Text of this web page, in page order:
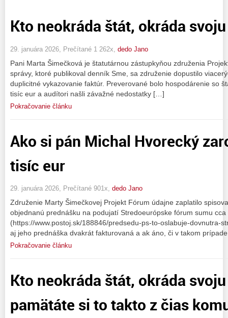
Kto neokráda štát, okráda
29. januára 2026, Prečítané 1 262x, dedo Jano
Pani Marta Šimečková je štatutárnou zástupkyňou združenia
správy, ktoré publikoval denník Sme, sa združenie dopustilo
duplicitné vykazovanie faktúr. Preverované bolo hospodárenie so
tisíc eur a audítori našli závažné nedostatky […]
Pokračovanie článku
Ako si pán Michal Hvorecký
tisíc eur
29. januára 2026, Prečítané 901x, dedo Jano
Združenie Marty Šimečkovej Projekt Fórum údajne zaplatilo
objednanú prednášku na podujatí Stredoeurópske fórum sumu cca
(https://www.postoj.sk/188846/predsedu-ps-to-oslabuje-dovnutra-
aj jeho prednáška dvakrát fakturovaná a ak áno, či v takom
Pokračovanie článku
Kto neokráda štát, okráda
pamätáte si to takto z čias